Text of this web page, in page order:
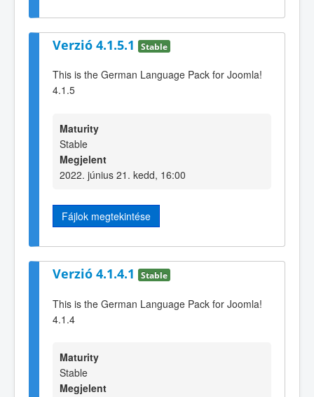
Verzió 4.1.5.1 Stable
This is the German Language Pack for Joomla!
4.1.5
Maturity
Stable
Megjelent
2022. június 21. kedd, 16:00
Fájlok megtekintése
Verzió 4.1.4.1 Stable
This is the German Language Pack for Joomla!
4.1.4
Maturity
Stable
Megjelent